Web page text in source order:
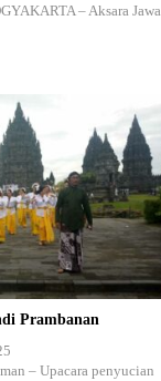
– Aksara Jawa
Prambanan
– Upacara penyucian